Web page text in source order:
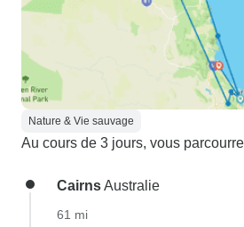
Nature & Vie sauvage
Au cours de 3 jours, vous
CairnsAustralie
61 mi